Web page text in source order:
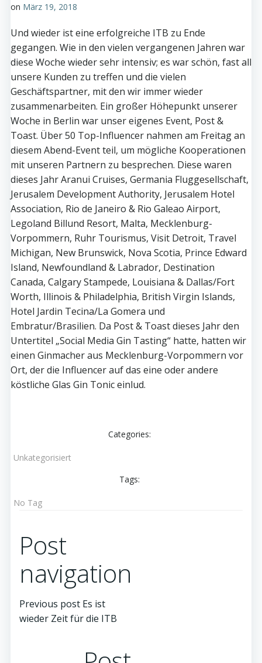
on März 19, 2018
Und wieder ist eine erfolgreiche ITB zu Ende
gegangen. Wie in den vielen vergangenen Jahren war
diese Woche wieder sehr intensiv; es war schön, fast all
unsere Kunden zu treffen und die vielen
Geschäftspartner, mit den wir immer wieder
zusammenarbeiten. Ein großer Höhepunkt unserer
Woche in Berlin war unser eigenes Event, Post &
Toast. Über 50 Top-Influencer nahmen am Freitag an
diesem Abend-Event teil, um mögliche Kooperationen
mit unseren Partnern zu besprechen. Diese waren
dieses Jahr Aranui Cruises, Germania Fluggesellschaft,
Jerusalem Development Authority, Jerusalem Hotel
Association, Rio de Janeiro & Rio Galeao Airport,
Legoland Billund Resort, Malta, Mecklenburg-
Vorpommern, Ruhr Tourismus, Visit Detroit, Travel
Michigan, New Brunswick, Nova Scotia, Prince Edward
Island, Newfoundland & Labrador, Destination
Canada, Calgary Stampede, Louisiana & Dallas/Fort
Worth, Illinois & Philadelphia, British Virgin Islands,
Hotel Jardin Tecina/La Gomera und
Embratur/Brasilien. Da Post & Toast dieses Jahr den
Untertitel „Social Media Gin Tasting“ hatte, hatten wir
einen Ginmacher aus Mecklenburg-Vorpommern vor
Ort, der die Influencer auf das eine oder andere
köstliche Glas Gin Tonic einlud.
Categories:
Unkategorisiert
Tags:
No Tag
Post
navigation
Previous post Es ist
wieder Zeit für die ITB